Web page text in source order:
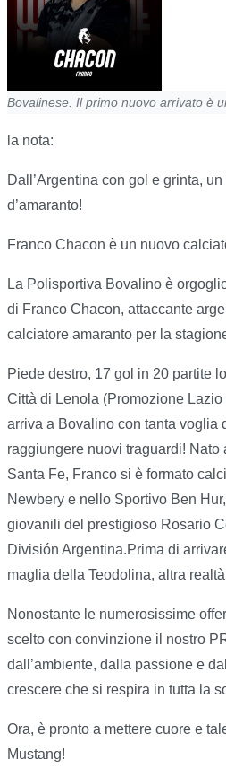
Bovalinese. Il primo nuovo arrivato è
la nota:
Dall’Argentina con gol e grinta,
d’amaranto!
Franco Chacon è un nuovo
La Polisportiva Bovalino è
di Franco Chacon, attaccante
calciatore amaranto per la
Piede destro, 17 gol in 20 partite
Città di Lenola (Promozione
arriva a Bovalino con tanta voglia
raggiungere nuovi traguardi!
Santa Fe, Franco si è formato
Newbery e nello Sportivo Ben
giovanili del prestigioso Rosario
División Argentina.Prima di
maglia della Teodolina, altra
Nonostante le numerosissime
scelto con convinzione il nostro
dall’ambiente, dalla passione e
crescere che si respira in tutta la
Ora, è pronto a mettere cuore e
Mustang!